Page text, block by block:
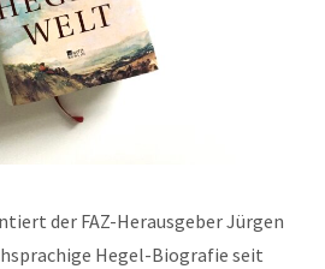
der FAZ-Herausgeber Jürgen
Hegel-Biografie seit